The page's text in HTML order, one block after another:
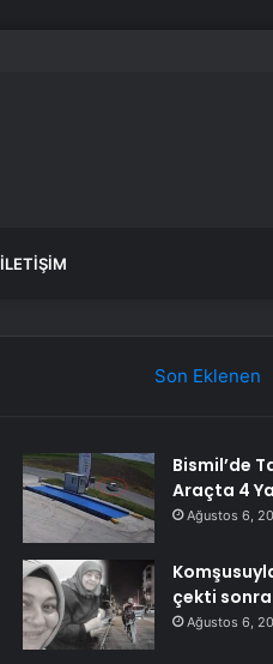
İLETIŞIM
Son Eklenen
Bismil’de
Araçta 4
Ağustos 6,
çekti
Ağustos 6,